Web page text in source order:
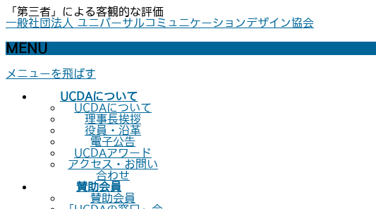
「第三者」による客観的な評価
一般社団法人 ユニバーサルコミュニケーションデザイン協会
MENU
メニューを飛ばす
UCDAについて
UCDAについて
理事長挨拶
役員・沿革
電子公告
UCDAアワード
アクセス・お問い
合わせ
賛助会員
賛助会員